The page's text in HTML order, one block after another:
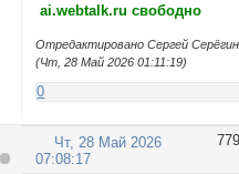
ai.webtalk.ru свободно
Отредактировано Сергей Серёгин
(Чт, 28 Май 2026 01:11:19)
0
779
Чт, 28 Май 2026
07:08:17